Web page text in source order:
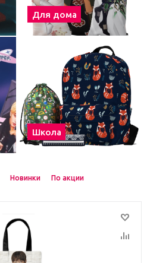
Для дома
Школа
Новинки По акции